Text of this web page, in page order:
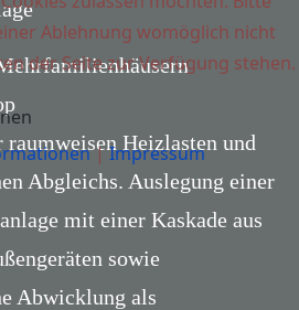
raumweisen Heizlasten und
Abgleichs. Auslegung einer
mit einer Kaskade aus
sowie
Abwicklung als
Ablehnung womöglich nicht
der Seite zur Verfügung stehen.
|Impressum